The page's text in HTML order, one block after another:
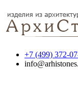
+7 (499) 372-